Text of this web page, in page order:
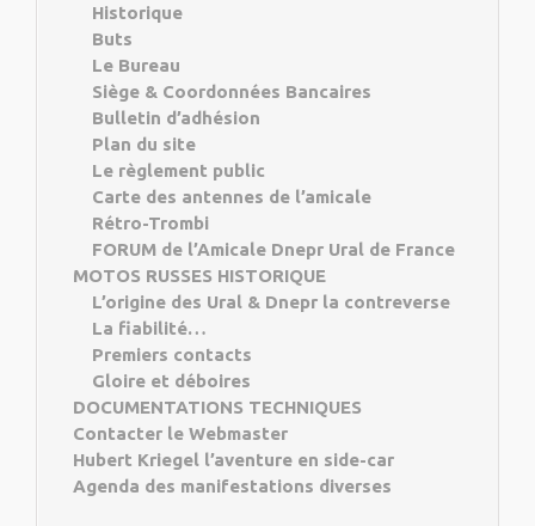
Historique
Buts
Le Bureau
Siège & Coordonnées Bancaires
Bulletin d’adhésion
Plan du site
Le règlement public
Carte des antennes de l’amicale
Rétro-Trombi
FORUM de l’Amicale Dnepr Ural de France
MOTOS RUSSES HISTORIQUE
L’origine des Ural & Dnepr la contreverse
La fiabilité…
Premiers contacts
Gloire et déboires
DOCUMENTATIONS TECHNIQUES
Contacter le Webmaster
Hubert Kriegel l’aventure en side-car
Agenda des manifestations diverses